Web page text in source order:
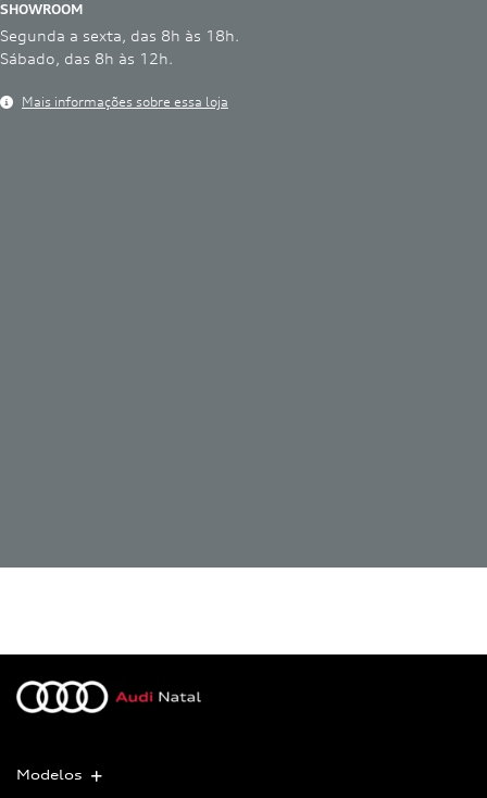
SHOWROOM
Segunda a sexta, das 8h às 18h.
Sábado, das 8h às 12h.
Mais informações sobre essa loja
Modelos